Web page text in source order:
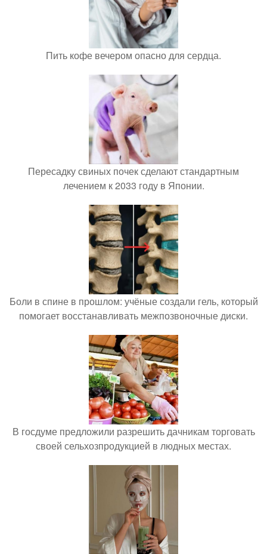
Пить кофе вечером опасно для сердца.
Пересадку свиных почек сделают стандартным
лечением к 2033 году в Японии.
Боли в спине в прошлом: учёные создали гель, который
помогает восстанавливать межпозвоночные диски.
В госдуме предложили разрешить дачникам торговать
своей сельхозпродукцией в людных местах.